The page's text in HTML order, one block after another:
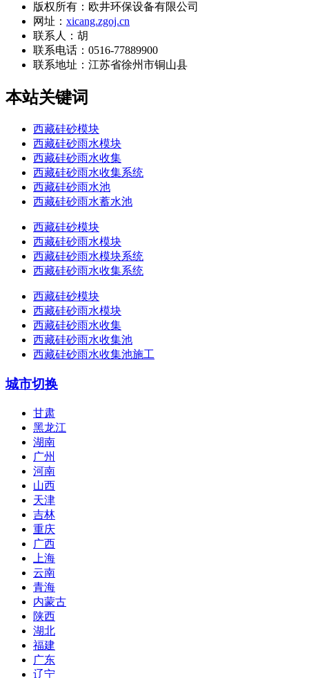
版权所有：欧井环保设备有限公司
网址： xicang.zgoj.cn
联系人：胡
联系电话：0516-77889900
联系地址： 江苏省徐州市铜山县
本站关键词
西藏硅砂模块
西藏硅砂雨水模块
西藏硅砂雨水收集
西藏硅砂雨水收集系统
西藏硅砂雨水池
西藏硅砂雨水蓄水池
西藏硅砂模块
西藏硅砂雨水模块
西藏硅砂雨水模块系统
西藏硅砂雨水收集系统
西藏硅砂模块
西藏硅砂雨水模块
西藏硅砂雨水收集
西藏硅砂雨水收集池
西藏硅砂雨水收集池施工
城市切换
甘肃
黑龙江
湖南
广州
河南
山西
天津
吉林
重庆
广西
上海
云南
青海
内蒙古
陕西
湖北
福建
广东
辽宁